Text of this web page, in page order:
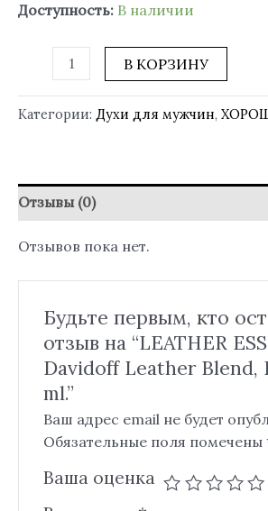
Доступность: В наличии
В КОРЗИНУ
Категории: Духи для мужчин,
Отзывы (0)
Отзывов пока нет.
Будьте первым, кто
отзыв на “LEATHER
Davidoff Leather Blend,
ml.”
Ваш адрес email не будет
Обязательные поля помечены
Ваша оценка